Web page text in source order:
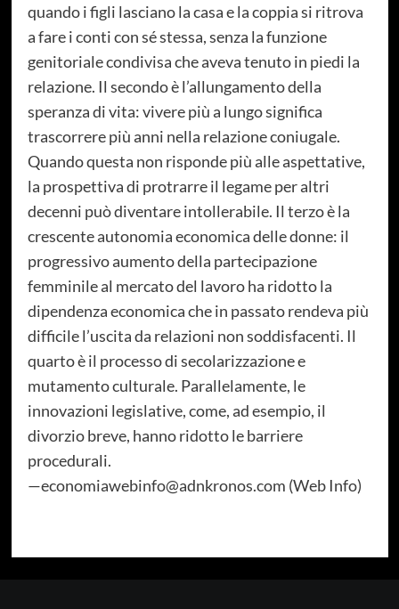
quando i figli lasciano la casa e la coppia si ritrova
a fare i conti con sé stessa, senza la funzione
genitoriale condivisa che aveva tenuto in piedi la
relazione. Il secondo è l’allungamento della
speranza di vita: vivere più a lungo significa
trascorrere più anni nella relazione coniugale.
Quando questa non risponde più alle aspettative,
la prospettiva di protrarre il legame per altri
decenni può diventare intollerabile. Il terzo è la
crescente autonomia economica delle donne: il
progressivo aumento della partecipazione
femminile al mercato del lavoro ha ridotto la
dipendenza economica che in passato rendeva più
difficile l’uscita da relazioni non soddisfacenti. Il
quarto è il processo di secolarizzazione e
mutamento culturale. Parallelamente, le
innovazioni legislative, come, ad esempio, il
divorzio breve, hanno ridotto le barriere
procedurali.
—economiawebinfo@adnkronos.com (Web Info)